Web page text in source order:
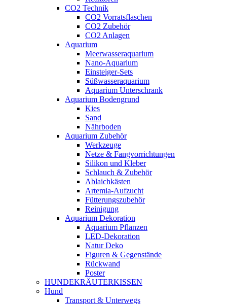
CO2 Technik
CO2 Vorratsflaschen
CO2 Zubehör
CO2 Anlagen
Aquarium
Meerwasseraquarium
Nano-Aquarium
Einsteiger-Sets
Süßwasseraquarium
Aquarium Unterschrank
Aquarium Bodengrund
Kies
Sand
Nährboden
Aquarium Zubehör
Werkzeuge
Netze & Fangvorrichtungen
Silikon und Kleber
Schlauch & Zubehör
Ablaichkästen
Artemia-Aufzucht
Fütterungszubehör
Reinigung
Aquarium Dekoration
Aquarium Pflanzen
LED-Dekoration
Natur Deko
Figuren & Gegenstände
Rückwand
Poster
HUNDEKRÄUTERKISSEN
Hund
Transport & Unterwegs